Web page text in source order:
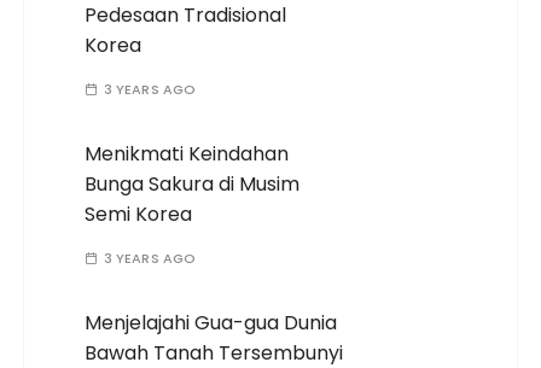
Pedesaan Tradisional
Korea
3 YEARS AGO
Menikmati Keindahan
Bunga Sakura di Musim
Semi Korea
3 YEARS AGO
Menjelajahi Gua-gua Dunia
Bawah Tanah Tersembunyi